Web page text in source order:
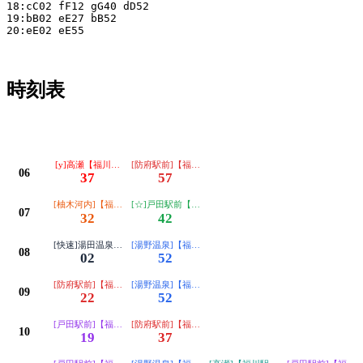
18:cC02 fF12 gG40 dD52
19:bB02 eE27 bB52
20:eE02 eE55
時刻表
06
[y]高瀬【福川駅前（矢地峠）経由】
37
[防府駅前]【福川駅前 富海経由】
57
07
[柚木河内]【福川駅前 湯野温泉経由】
32
[☆]戸田駅前【福川駅前経由】
42
08
[快速]湯田温泉【防府駅前経由】
02
[湯野温泉]【福川駅前経由】
52
09
[防府駅前]【福川駅前 富海経由】
22
[湯野温泉]【福川駅前経由】
52
10
[戸田駅前]【福川駅前経由】
19
[防府駅前]【福川駅前 富海経由】
37